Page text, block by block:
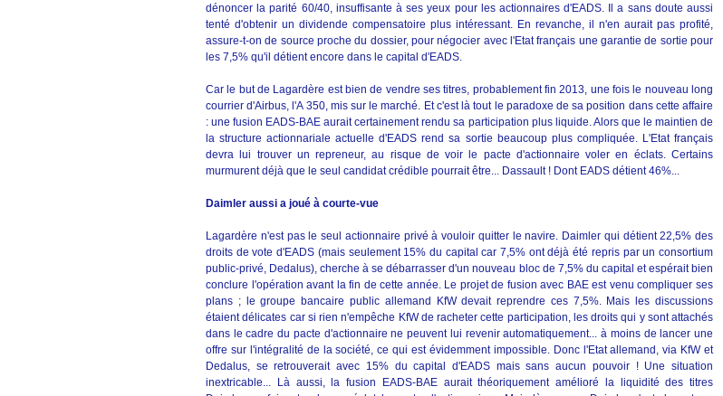
dénoncer la parité 60/40, insuffisante à ses yeux pour les actionnaires d'EADS. Il a sans doute aussi
tenté d'obtenir un dividende compensatoire plus intéressant. En revanche, il n'en aurait pas profité,
assure-t-on de source proche du dossier, pour négocier avec l'Etat français une garantie de sortie pour
les 7,5% qu'il détient encore dans le capital d'EADS.
Car le but de Lagardère est bien de vendre ses titres, probablement fin 2013, une fois le nouveau long
courrier d'Airbus, l'A 350, mis sur le marché. Et c'est là tout le paradoxe de sa position dans cette affaire
: une fusion EADS-BAE aurait certainement rendu sa participation plus liquide. Alors que le maintien de
la structure actionnariale actuelle d'EADS rend sa sortie beaucoup plus compliquée. L'Etat français
devra lui trouver un repreneur, au risque de voir le pacte d'actionnaire voler en éclats. Certains
murmurent déjà que le seul candidat crédible pourrait être... Dassault ! Dont EADS détient 46%...
Daimler aussi a joué à courte-vue
Lagardère n'est pas le seul actionnaire privé à vouloir quitter le navire. Daimler qui détient 22,5% des
droits de vote d'EADS (mais seulement 15% du capital car 7,5% ont déjà été repris par un consortium
public-privé, Dedalus), cherche à se débarrasser d'un nouveau bloc de 7,5% du capital et espérait bien
conclure l'opération avant la fin de cette année. Le projet de fusion avec BAE est venu compliquer ses
plans ; le groupe bancaire public allemand KfW devait reprendre ces 7,5%. Mais les discussions
étaient délicates car si rien n'empêche KfW de racheter cette participation, les droits qui y sont attachés
dans le cadre du pacte d'actionnaire ne peuvent lui revenir automatiquement... à moins de lancer une
offre sur l'intégralité de la société, ce qui est évidemment impossible. Donc l'Etat allemand, via KfW et
Dedalus, se retrouverait avec 15% du capital d'EADS mais sans aucun pouvoir ! Une situation
inextricable... Là aussi, la fusion EADS-BAE aurait théoriquement amélioré la liquidité des titres